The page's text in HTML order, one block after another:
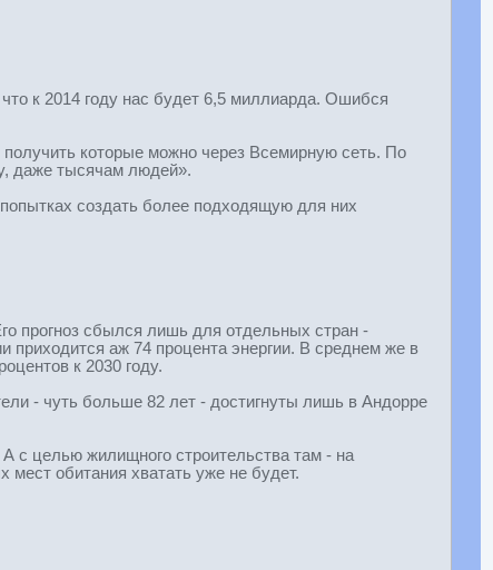
к 2014 году нас будет 6,5 миллиарда. Ошибся
которые можно через Всемирную сеть. По
даже тысячам людей».
создать более подходящую для них
прогноз сбылся лишь для отдельных стран -
аж 74 процента энергии. В среднем же в
к 2030 году.
- чуть больше 82 лет - достигнуты лишь в Андорре
с целью жилищного строительства там - на
обитания хватать уже не будет.